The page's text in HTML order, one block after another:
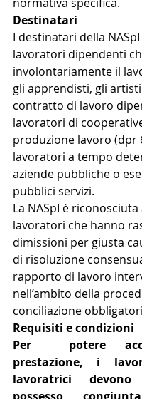
Destinatari
I destinatari della
lavoratori dipendenti
involontariamente il
gli apprendisti, gli
contratto di lavoro
lavoratori di
produzione lavoro (dpr
lavoratori a tempo
aziende pubbliche o
pubblici servizi.
La NASpI è riconosciuta
lavoratori che hanno
dimissioni per giusta
di risoluzione
rapporto di lavoro
nell’ambito della
conciliazione
Requisiti e condizioni
Per  potere
prestazione, i
lavoratrici